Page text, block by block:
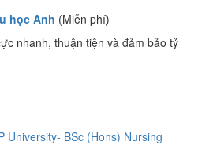
học Anh (Miễn phí)
nhanh, thuận tiện và đảm bảo tỷ
University- BSc (Hons) Nursing